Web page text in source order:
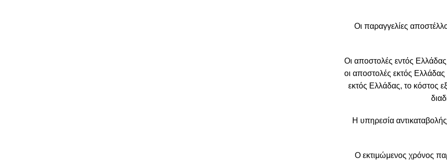
Οι παραγγελίες
Οι αποστολές εντός
οι αποστολές εκτός Ελλάδας
εκτός Ελλάδας, το κόστος
Η υπηρεσία
Ο εκτιμώμενος χρόνος